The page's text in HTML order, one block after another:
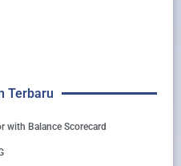
Terbaru
with Balance Scorecard